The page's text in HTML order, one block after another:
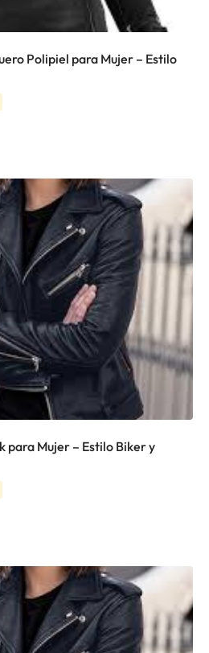
Polipiel para Mujer – Estilo
para Mujer – Estilo Biker y